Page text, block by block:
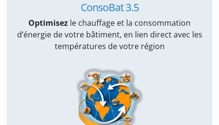
ConsoBat 3.5
Optimisez le chauffage et la consommation
d’énergie de votre bâtiment, en lien direct avec les
températures de votre région